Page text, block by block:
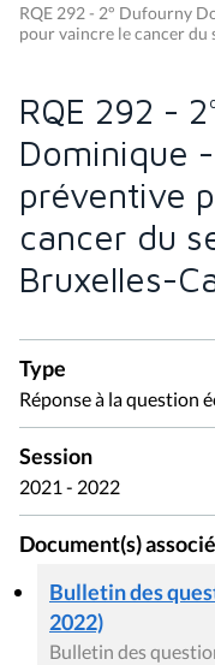
RQE 292 - 2° Dufourny
pour vaincre le cancer du
RQE 292 -
Dominique
préventive
cancer du
Bruxelles-
Type
Réponse à la question
Session
2021 - 2022
Document(s)
Bulletin des
2022)
Bulletin des